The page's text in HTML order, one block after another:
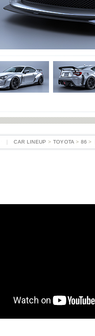
CAR LINEUP > TOYOTA > 86 >